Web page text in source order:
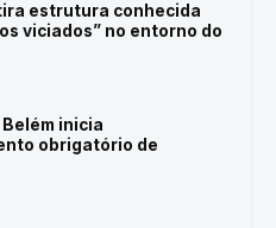
estrutura conhecida
viciados” no entorno do
inicia
obrigatório de